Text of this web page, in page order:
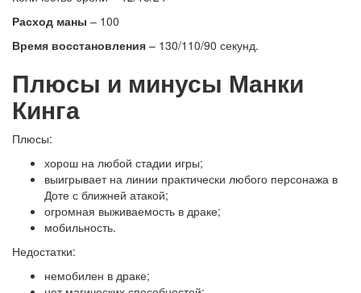
Расход маны – 100
Время восстановления – 130/110/90 секунд.
Плюсы и минусы Манки
Кинга
Плюсы:
хорош на любой стадии игры;
выигрывает на линии практически любого персонажа в
Доте с ближней атакой;
огромная выживаемость в драке;
мобильность.
Недостатки:
немобилен в драке;